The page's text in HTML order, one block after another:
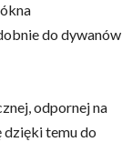
do dywanów
odpornej na
dzięki temu do